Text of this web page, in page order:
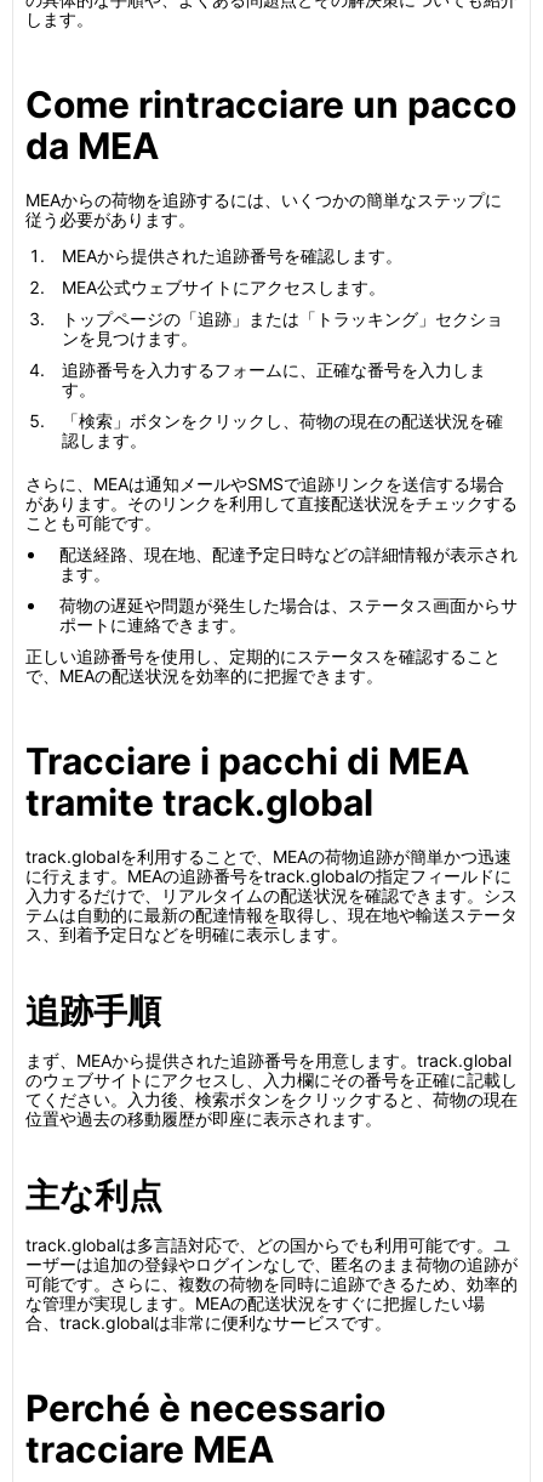
します。
Come rintracciare un pacco
da MEA
MEAからの荷物を追跡するには、いくつかの簡単なステップに
従う必要があります。
MEAから提供された追跡番号を確認します。
MEA公式ウェブサイトにアクセスします。
トップページの「追跡」または「トラッキング」セクショ
ンを見つけます。
追跡番号を入力するフォームに、正確な番号を入力しま
す。
「検索」ボタンをクリックし、荷物の現在の配送状況を確
認します。
さらに、MEAは通知メールやSMSで追跡リンクを送信する場合
があります。そのリンクを利用して直接配送状況をチェックする
ことも可能です。
配送経路、現在地、配達予定日時などの詳細情報が表示され
ます。
荷物の遅延や問題が発生した場合は、ステータス画面からサ
ポートに連絡できます。
正しい追跡番号を使用し、定期的にステータスを確認すること
で、MEAの配送状況を効率的に把握できます。
Tracciare i pacchi di MEA
tramite track.global
track.globalを利用することで、MEAの荷物追跡が簡単かつ迅速
に行えます。MEAの追跡番号をtrack.globalの指定フィールドに
入力するだけで、リアルタイムの配送状況を確認できます。シス
テムは自動的に最新の配達情報を取得し、現在地や輸送ステータ
ス、到着予定日などを明確に表示します。
追跡手順
まず、MEAから提供された追跡番号を用意します。track.global
のウェブサイトにアクセスし、入力欄にその番号を正確に記載し
てください。入力後、検索ボタンをクリックすると、荷物の現在
位置や過去の移動履歴が即座に表示されます。
主な利点
track.globalは多言語対応で、どの国からでも利用可能です。ユ
ーザーは追加の登録やログインなしで、匿名のまま荷物の追跡が
可能です。さらに、複数の荷物を同時に追跡できるため、効率的
な管理が実現します。MEAの配送状況をすぐに把握したい場
合、track.globalは非常に便利なサービスです。
Perché è necessario
tracciare MEA